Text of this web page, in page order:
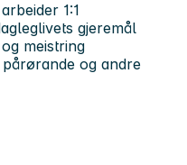
1:1
gjeremål
meistring
og andre